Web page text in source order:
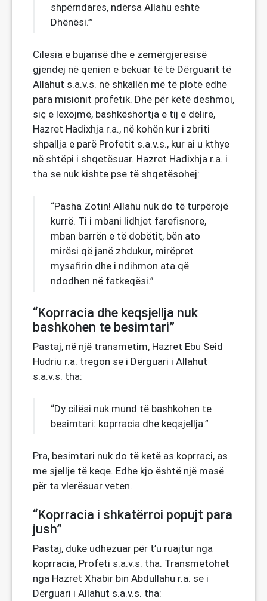
shpërndarës, ndërsa Allahu është
Dhënësi.’”
Cilësia e bujarisë dhe e zemërgjerësisë
gjendej në qenien e bekuar të të Dërguarit të
Allahut s.a.v.s. në shkallën më të plotë edhe
para misionit profetik. Dhe për këtë dëshmoi,
siç e lexojmë, bashkëshortja e tij e dëlirë,
Hazret Hadixhja r.a., në kohën kur i zbriti
shpallja e parë Profetit s.a.v.s., kur ai u kthye
në shtëpi i shqetësuar. Hazret Hadixhja r.a. i
tha se nuk kishte pse të shqetësohej:
“Pasha Zotin! Allahu nuk do të turpërojë
kurrë. Ti i mbani lidhjet farefisnore,
mban barrën e të dobëtit, bën ato
mirësi që janë zhdukur, mirëpret
mysafirin dhe i ndihmon ata që
ndodhen në fatkeqësi.”
“Koprracia dhe keqsjellja nuk
bashkohen te besimtari”
Pastaj, në një transmetim, Hazret Ebu Seid
Hudriu r.a. tregon se i Dërguari i Allahut
s.a.v.s. tha:
“Dy cilësi nuk mund të bashkohen te
besimtari: koprracia dhe keqsjellja.”
Pra, besimtari nuk do të ketë as koprraci, as
me sjellje të keqe. Edhe kjo është një masë
për ta vlerësuar veten.
“Koprracia i shkatërroi popujt para
jush”
Pastaj, duke udhëzuar për t’u ruajtur nga
koprracia, Profeti s.a.v.s. tha. Transmetohet
nga Hazret Xhabir bin Abdullahu r.a. se i
Dërguari i Allahut s.a.v.s. tha: